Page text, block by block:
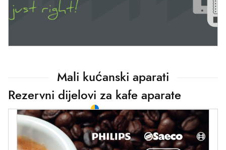
Mali kućanski aparati
Rezervni dijelovi za kafe aparate